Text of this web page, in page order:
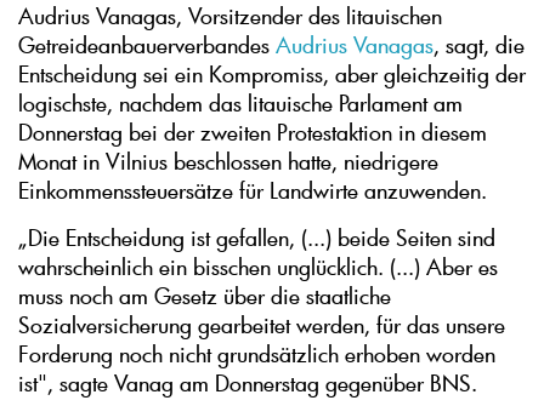
Audrius Vanagas, Vorsitzender des litauischen
Getreideanbauerverbandes Audrius Vanagas, sagt, die
Entscheidung sei ein Kompromiss, aber gleichzeitig der
logischste, nachdem das litauische Parlament am
Donnerstag bei der zweiten Protestaktion in diesem
Monat in Vilnius beschlossen hatte, niedrigere
Einkommenssteuersätze für Landwirte anzuwenden.
„Die Entscheidung ist gefallen, (...) beide Seiten sind
wahrscheinlich ein bisschen unglücklich. (...) Aber es
muss noch am Gesetz über die staatliche
Sozialversicherung gearbeitet werden, für das unsere
Forderung noch nicht grundsätzlich erhoben worden
ist", sagte Vanag am Donnerstag gegenüber BNS.